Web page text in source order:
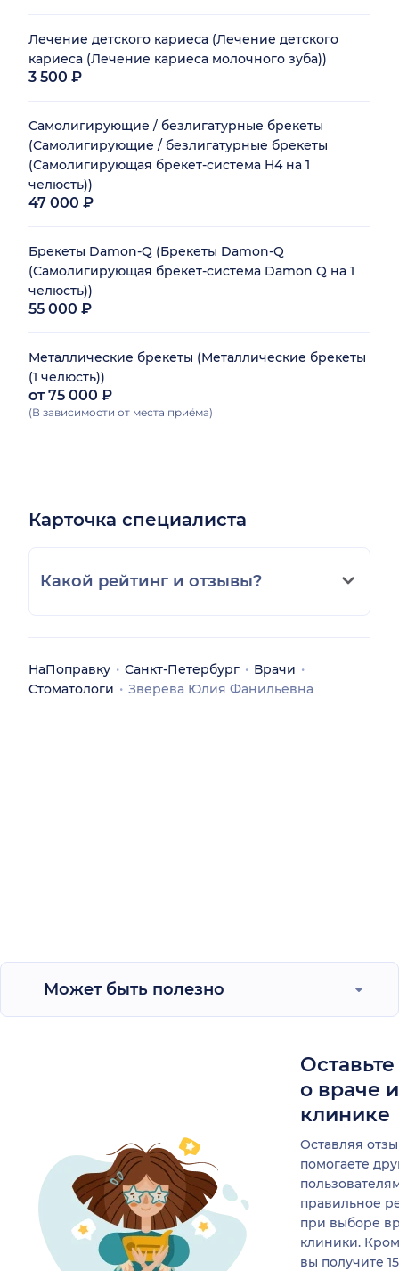
Лечение детского кариеса (Лечение детского
кариеса (Лечение кариеса молочного зуба))
3 500 ₽
Самолигирующие / безлигатурные брекеты
(Самолигирующие / безлигатурные брекеты
(Самолигирующая брекет-система H4 на 1
челюсть))
47 000 ₽
Брекеты Damon-Q (Брекеты Damon-Q
(Самолигирующая брекет-система Damon Q на 1
челюсть))
55 000 ₽
Металлические брекеты (Металлические брекеты
(1 челюсть))
от 75 000 ₽
(В зависимости от места приёма)
Карточка специалиста
Какой рейтинг и отзывы?
НаПоправку Санкт-Петербург
Врачи
Стоматологи
Зверева Юлия Фанильевна
Может быть полезно
о враче
клинике
Оставляя
помогаете
правильное
при выборе
клиники.
вы получите